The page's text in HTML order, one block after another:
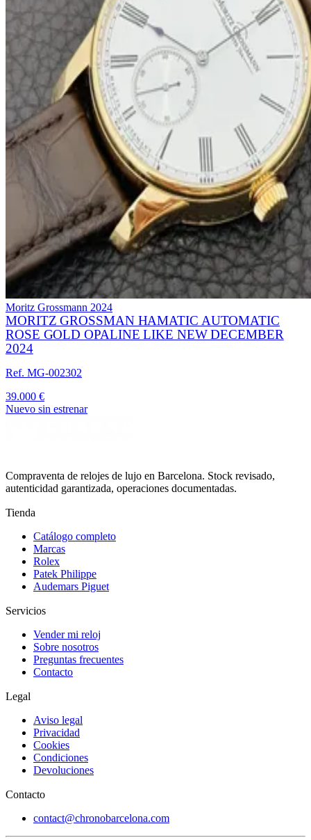
Moritz Grossmann 2024
MORITZ GROSSMAN HAMATIC AUTOMATIC
ROSE GOLD OPALINE LIKE NEW DECEMBER
2024
Ref. MG-002302
39.000 €
Nuevo sin estrenar
Compraventa de relojes de lujo en Barcelona. Stock revisado,
autenticidad garantizada, operaciones documentadas.
Tienda
Catálogo completo
Marcas
Rolex
Patek Philippe
Audemars Piguet
Servicios
Vender mi reloj
Sobre nosotros
Preguntas frecuentes
Contacto
Legal
Aviso legal
Privacidad
Cookies
Condiciones
Devoluciones
Contacto
contact@chronobarcelona.com